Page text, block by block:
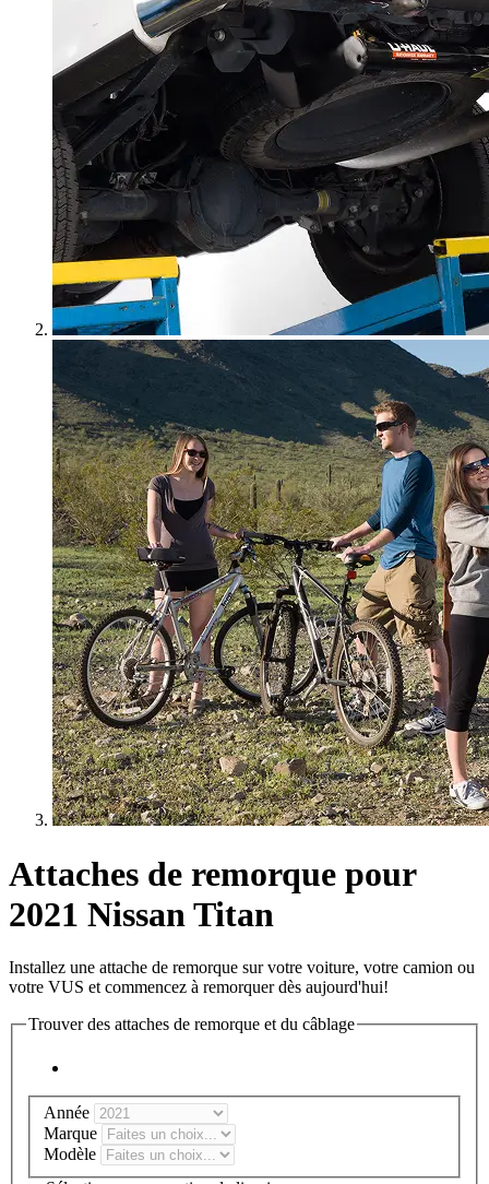
Attaches de remorque pour
2021 Nissan Titan
Installez une attache de remorque sur votre voiture, votre camion ou
votre VUS et commencez à remorquer dès aujourd'hui!
Trouver des attaches de remorque et du câblage
Année
Marque
Modèle